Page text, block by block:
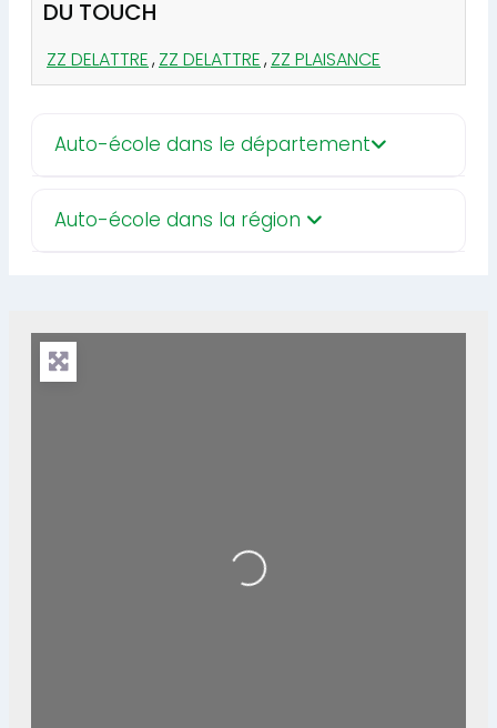
DU TOUCH
ZZ DELATTRE,ZZ DELATTRE,ZZ PLAISANCE
Auto-école dans le département
Auto-école dans la région
Loading...